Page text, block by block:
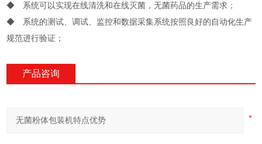
◆ 系统可以实现在线清洗和在线灭菌，无菌药品的生产需求；
◆ 系统的测试、调试、监控和数据采集系统按照良好的自动化生产
规范进行验证；
产品咨询